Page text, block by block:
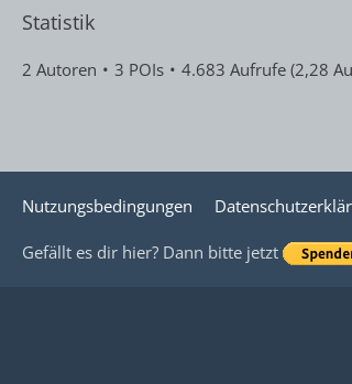
Statistik
2 Autoren 3 POIs 4.683 Aufrufe (2,28
Nutzungsbedingungen
Gefällt es dir hier? Dann bitte jetzt